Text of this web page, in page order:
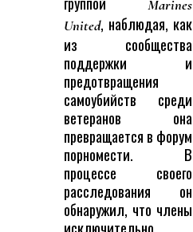
Marines
United, наблюдая, как
из сообщества
поддержки и
предотвращения
самоубийств среди
ветеранов она
превращается в форум
порномести. В
процессе своего
расследования он
обнаружил, что члены